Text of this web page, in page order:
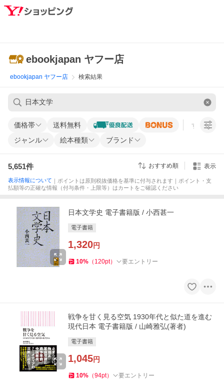
ebookjapan ヤフー店
ebookjapan ヤフー店 検索結果
価格帯 送料無料 すべての条
ジャンル 絵本種類 ブランド
5,651件 おすすめ順 表示
表示情報について ｜ポイントは原則税抜価格を基準に付与されます｜ポイント・支
払額等の正確な情報（付与条件・上限等）はカートをご確認ください
日本文学史 電子書籍版 / 小西甚一
電子書籍
1,320円
10% （ 120pt） 要エントリー
戦争を甘く見る空気 1930年代と似た道を進む
現代日本 電子書籍版 / 山崎雅弘(著者)
電子書籍
1,045円
10% （94pt） 要エントリー